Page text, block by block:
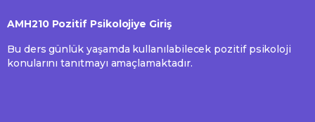
AMH210 Pozitif Psikolojiye Giriş
Bu ders günlük yaşamda kullanılabilecek pozitif psikoloji
konularını tanıtmayı amaçlamaktadır.